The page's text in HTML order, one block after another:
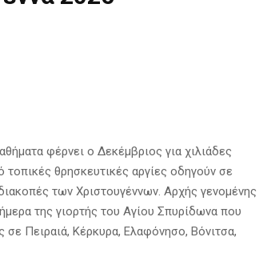
φέρνει ο Δεκέμβριος για χιλιάδες
θρησκευτικές αργίες οδηγούν σε
των Χριστουγέννων. Αρχής γενομένης
της γιορτής του Αγίου Σπυρίδωνα που
σε Πειραιά, Κέρκυρα, Ελαφόνησο, Βόνιτσα,